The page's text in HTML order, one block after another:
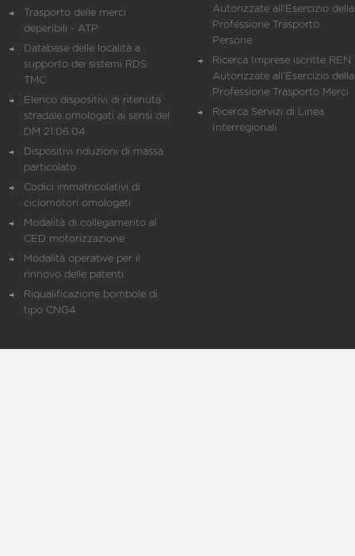
Trasporto delle merci
deperibili - ATP
Database delle località a
supporto dei sistemi RDS
TMC
Elenco dispositivi di ritenuta
stradale omologati ai sensi del
DM 21.06.04
Dispositivi riduzioni di massa
particolato
Codici immatricolativi di
ciclomotori omologati
Modalità di collegamento al
CED motorizzazione
Modalità operative per il
rinnovo delle patenti
Riqualificazione bombole di
tipo CNG4
Autorizzate all'Esercizio della
Professione Trasporto
Persone
Ricerca Imprese iscritte REN
Autorizzate all'Esercizio della
Professione Trasporto Merci
Ricerca Servizi di Linea
Interregionali